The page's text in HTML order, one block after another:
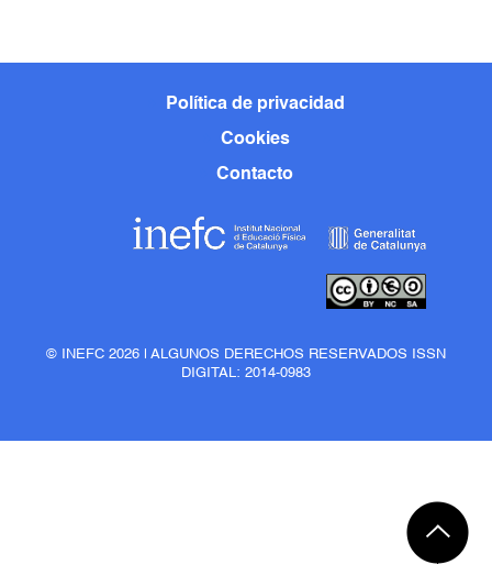
Política de privacidad
Cookies
Contacto
© INEFC 2026 | ALGUNOS DERECHOS RESERVADOS ISSN
DIGITAL: 2014-0983